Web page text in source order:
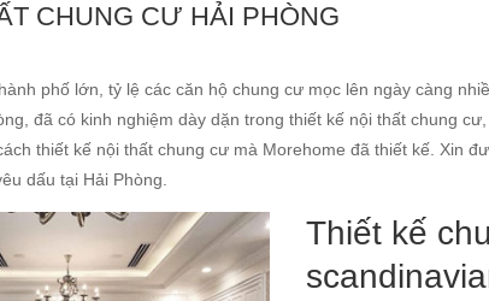
CHUNG CƯ HẢI PHÒNG
phố lớn, tỷ lệ các căn hộ chung cư mọc lên ngày càng
đã có kinh nghiệm dày dặn trong thiết kế nội thất chung
thiết kế nội thất chung cư mà Morehome đã thiết kế. Xin
dấu tại Hải Phòng.
Thiết kế